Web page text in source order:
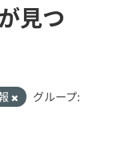
見つ
グループ: